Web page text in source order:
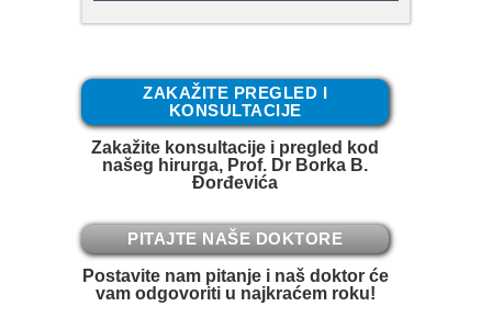
ZAKAŽITE PREGLED I
KONSULTACIJE
Zakažite konsultacije i pregled kod
našeg hirurga, Prof. Dr Borka B.
Đorđevića
PITAJTE NAŠE DOKTORE
Postavite nam pitanje i naš doktor će
vam odgovoriti u najkraćem roku!